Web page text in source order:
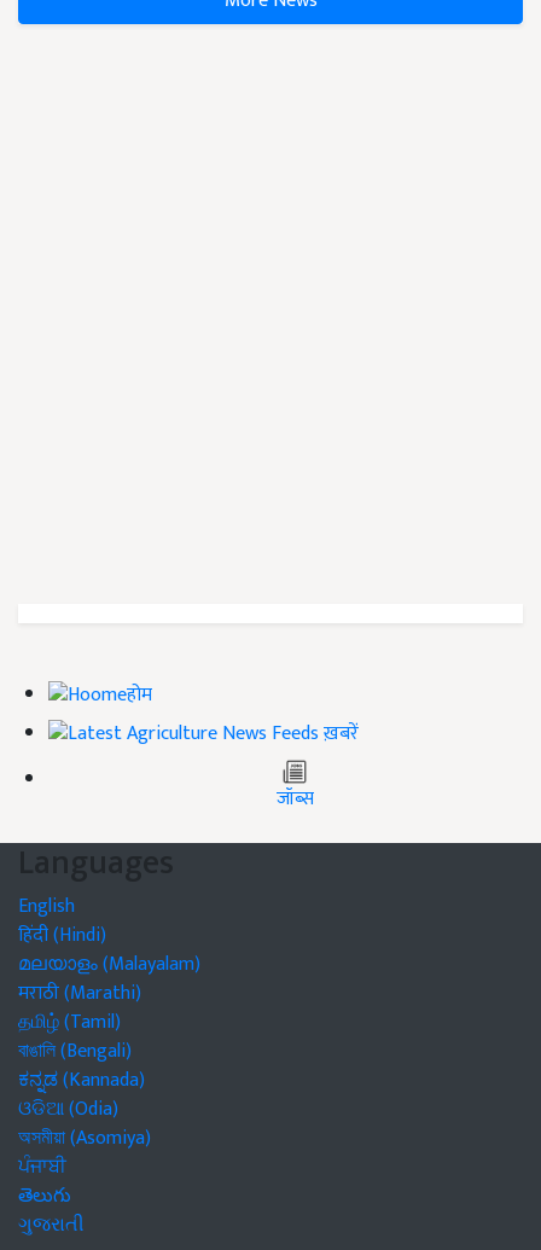
होम
ख़बरें
जॉब्स
Languages
English
हिंदी (Hindi)
മലയാളം (Malayalam)
मराठी (Marathi)
தமிழ் (Tamil)
বাঙালি (Bengali)
ಕನ್ನಡ (Kannada)
ଓଡିଆ (Odia)
অসমীয়া (Asomiya)
ਪੰਜਾਬੀ
తెలుగు
ગુજરાતી